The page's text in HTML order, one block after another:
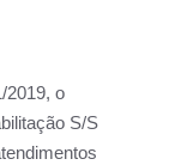
2019, o
S/S